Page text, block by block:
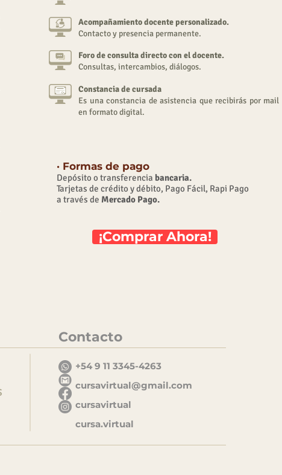
Acompañamiento docente personalizado.
Contacto y presencia permanente.
Foro de consulta directo con el docente.
Consultas, intercambios, diálogos.
Constancia de cursada
Es una constancia de asistencia que recibirás por mail
en formato digital.
· Formas de pago
Depósito o transferencia bancaria.
Tarjetas de crédito y débito, Pago Fácil, Rapi Pago
a través de Mercado Pago.
¡Comprar Ahora!
Contacto
+54 9 11 3345-4263
cursavirtual@gmail.com
cursavirtual
cursa.virtual